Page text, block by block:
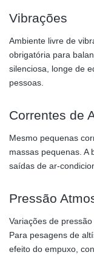
Vibrações
Ambiente livre de
obrigatória para
silenciosa, longe de
pessoas.
Correntes de
Mesmo pequenas
massas pequenas. A
saídas de ar-
Pressão
Variações de
Para pesagens de
efeito do empuxo,